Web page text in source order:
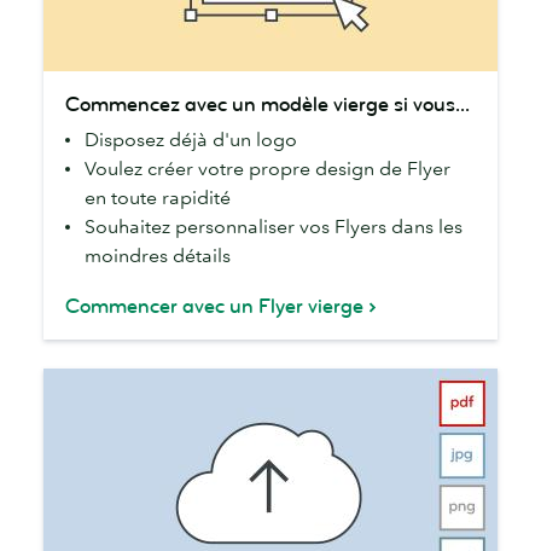
avec
modèle
vierge
vous...
Commencez avec un modèle vierge si vous...
Disposez déjà d'un logo
Voulez créer votre propre design de Flyer
en toute rapidité
Souhaitez personnaliser vos Flyers dans les
moindres détails
Commencer avec un Flyer vierge